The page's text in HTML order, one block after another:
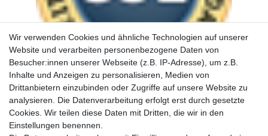
Wir verwenden Cookies und ähnliche Technologien auf unserer
Website und verarbeiten personenbezogene Daten von
Besucher:innen unserer Webseite (z.B. IP-Adresse), um z.B.
Inhalte und Anzeigen zu personalisieren, Medien von
Drittanbietern einzubinden oder Zugriffe auf unsere Website zu
analysieren. Die Datenverarbeitung erfolgt erst durch gesetzte
Cookies. Wir teilen diese Daten mit Dritten, die wir in den
Einstellungen benennen.